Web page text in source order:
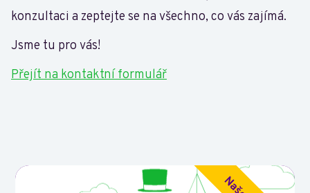
konzultaci a zeptejte se na všechno, co vás zajímá.
Jsme tu pro vás!
Přejít na kontaktní formulář